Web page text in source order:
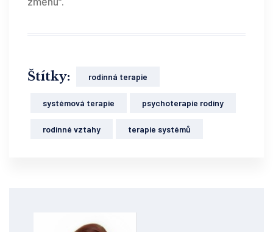
Štítky: rodinná terapie
systémová terapie psychoterapie rodiny
rodinné vztahy terapie systémů